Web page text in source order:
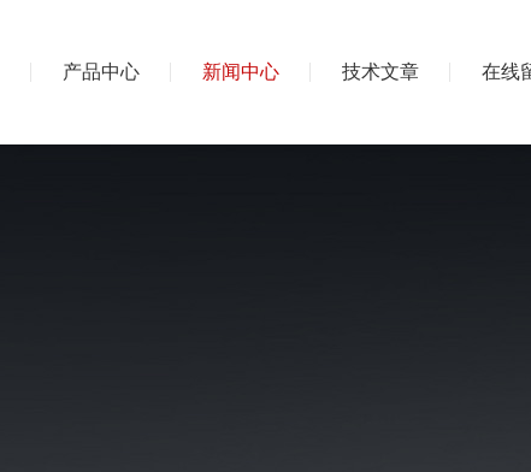
产品中心 新闻中心 技术文章 在线